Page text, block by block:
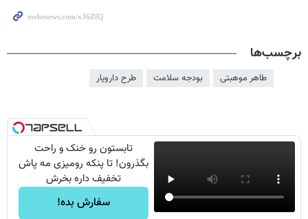
برچسب‌ها
طاهر موهبتی بودجه سلامت طرح دارویار
تابستون رو خنک و راحت
بگذرون! تا پنکه رومیزی مه پاش
تخفیف داره بخرش
سفارش بده!